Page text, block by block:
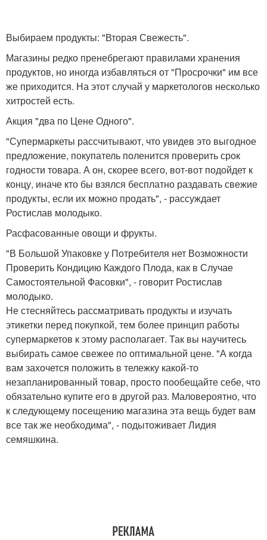
Выбираем продукты: "Вторая Свежесть".
Магазины редко пренебрегают правилами хранения
продуктов, но иногда избавляться от "Просрочки" им все
же приходится. На этот случай у маркетологов несколько
хитростей есть.
Акция "два по Цене Одного".
"Супермаркеты рассчитывают, что увидев это выгодное
предложение, покупатель поленится проверить срок
годности товара. А он, скорее всего, вот-вот подойдет к
концу, иначе кто бы взялся бесплатно раздавать свежие
продукты, если их можно продать", - рассуждает
Ростислав молодыко.
Расфасованные овощи и фрукты.
"В Большой Упаковке у Потребителя нет Возможности
Проверить Кондицию Каждого Плода, как в Случае
Самостоятельной Фасовки", - говорит Ростислав
молодыко.
Не стесняйтесь рассматривать продукты и изучать
этикетки перед покупкой, тем более принцип работы
супермаркетов к этому располагает. Так вы научитесь
выбирать самое свежее по оптимальной цене. "А когда
вам захочется положить в тележку какой-то
незапланированный товар, просто пообещайте себе, что
обязательно купите его в другой раз. Маловероятно, что
к следующему посещению магазина эта вещь будет вам
все так же необходима", - подытоживает Лидия
семяшкина.